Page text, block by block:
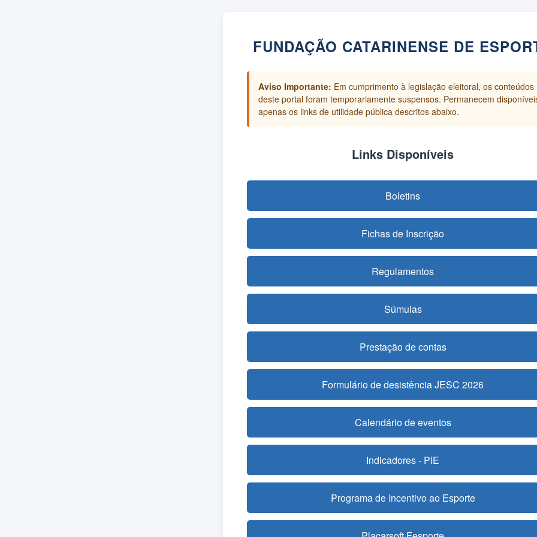
FUNDAÇÃO CATARINENSE DE
Aviso Importante: Em cumprimento à legislação eleitoral, os conteúdos
deste portal foram temporariamente suspensos. Permanecem
apenas os links de utilidade pública descritos abaixo.
Links Disponíveis
Boletins
Fichas de Inscrição
Regulamentos
Súmulas
Prestação de contas
Formulário de desistência JESC 2026
Calendário de eventos
Indicadores - PIE
Programa de Incentivo ao Esporte